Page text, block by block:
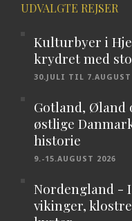
UDVALGTE REJSER
Kulturbyer i
krydret med
30.JULI TIL 7.AUGUST
Gotland, Øland
østlige
historie
9.-15.AUGUST 2026
Nordengland -
vikinger,